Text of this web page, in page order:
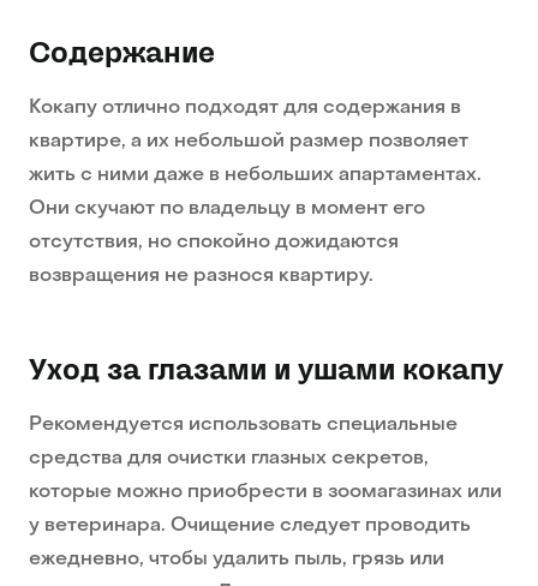
Содержание
Кокапу отлично подходят для содержания в
квартире, а их небольшой размер позволяет
жить с ними даже в небольших апартаментах.
Они скучают по владельцу в момент его
отсутствия, но спокойно дожидаются
возвращения не разнося квартиру.
Уход за глазами и ушами кокапу
Рекомендуется использовать специальные
средства для очистки глазных секретов,
которые можно приобрести в зоомагазинах или
у ветеринара. Очищение следует проводить
ежедневно, чтобы удалить пыль, грязь или